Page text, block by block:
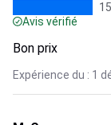
Avis vérifié
Bon prix
Expérience du : 1